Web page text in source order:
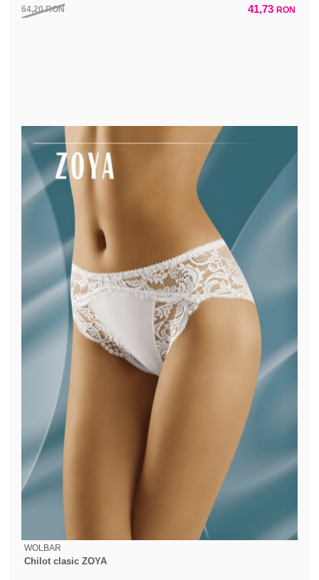
64,20RON 41,73 RON
WOLBAR
Chilot clasic ZOYA